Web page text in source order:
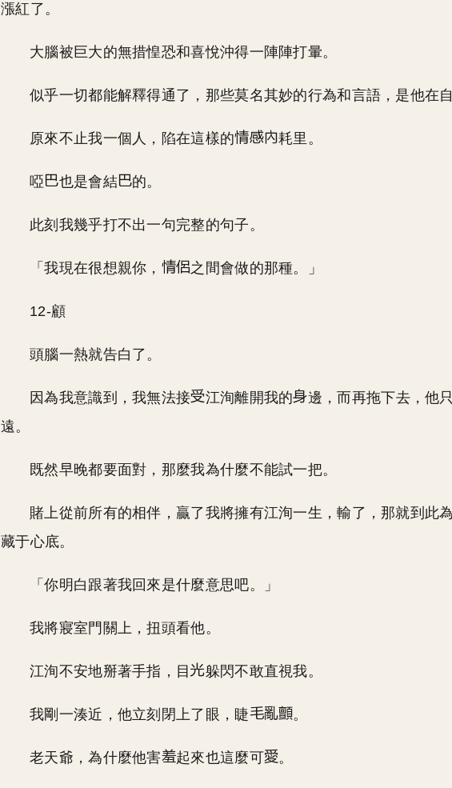
漲紅了。
大腦被巨大的無措惶恐和喜悅沖得一陣陣打暈。
似乎一切都能解釋得通了，那些莫名其妙的行為和言語，是他在自
原來不止我一個人，陷在這樣的 耗里。
啞 也是會結 的。
此刻我幾乎打不出一句完整的句子。
「我現在很想親你， 之間會做的那種。」
12-顧
頭腦一熱就告白了。
因為我意識到，我無法接 江洵離開我的
邊，而再拖下去，他
遠。
既然早晚都要面對，那麼我為什麼不能試一把。
賭上從前所有的相伴，贏了我將擁有江洵一生，輸了，那就到此
藏于心底。
「你明白跟著我回來是什麼意思吧。」
我將寢室門關上，扭頭看他。
江洵不安地掰著手指，目 躲閃不敢直視我。
我剛一湊近，他立刻閉上了眼，睫 。
老天爺，為什麼他害 起來也這麼可 。